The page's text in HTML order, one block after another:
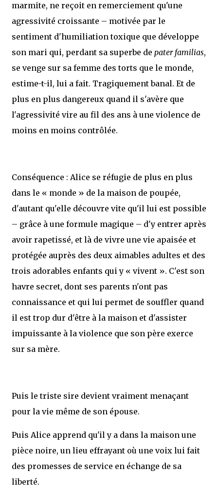
marmite, ne reçoit en remerciement qu'une
agressivité croissante – motivée par le
sentiment d'humiliation toxique que développe
son mari qui, perdant sa superbe de pater familias,
se venge sur sa femme des torts que le monde,
estime-t-il, lui a fait. Tragiquement banal. Et de
plus en plus dangereux quand il s'avère que
l'agressivité vire au fil des ans à une violence de
moins en moins contrôlée.
Conséquence : Alice se réfugie de plus en plus
dans le « monde » de la maison de poupée,
d'autant qu'elle découvre vite qu'il lui est possible
– grâce à une formule magique – d'y entrer après
avoir rapetissé, et là de vivre une vie apaisée et
protégée auprès des deux aimables adultes et des
trois adorables enfants qui y « vivent ». C'est son
havre secret, dont ses parents n'ont pas
connaissance et qui lui permet de souffler quand
il est trop dur d'être à la maison et d'assister
impuissante à la violence que son père exerce
sur sa mère.
Puis le triste sire devient vraiment menaçant
pour la vie même de son épouse.
Puis Alice apprend qu'il y a dans la maison une
pièce noire, un lieu effrayant où une voix lui fait
des promesses de service en échange de sa
liberté.